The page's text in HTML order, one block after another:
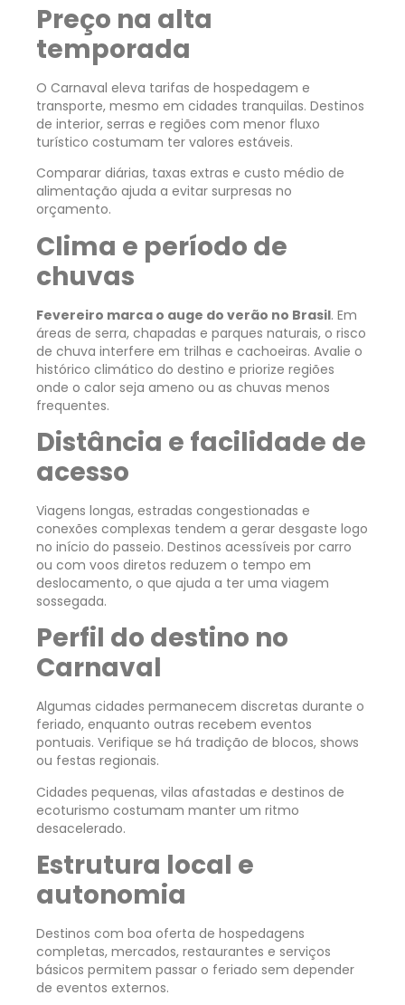
Preço na alta
temporada
O Carnaval eleva tarifas de hospedagem e
transporte, mesmo em cidades tranquilas. Destinos
de interior, serras e regiões com menor fluxo
turístico costumam ter valores estáveis.
Comparar diárias, taxas extras e custo médio de
alimentação ajuda a evitar surpresas no
orçamento.
Clima e período de
chuvas
Fevereiro marca o auge do verão no Brasil. Em
áreas de serra, chapadas e parques naturais, o risco
de chuva interfere em trilhas e cachoeiras. Avalie o
histórico climático do destino e priorize regiões
onde o calor seja ameno ou as chuvas menos
frequentes.
Distância e facilidade de
acesso
Viagens longas, estradas congestionadas e
conexões complexas tendem a gerar desgaste logo
no início do passeio. Destinos acessíveis por carro
ou com voos diretos reduzem o tempo em
deslocamento, o que ajuda a ter uma viagem
sossegada.
Perfil do destino no
Carnaval
Algumas cidades permanecem discretas durante o
feriado, enquanto outras recebem eventos
pontuais. Verifique se há tradição de blocos, shows
ou festas regionais.
Cidades pequenas, vilas afastadas e destinos de
ecoturismo costumam manter um ritmo
desacelerado.
Estrutura local e
autonomia
Destinos com boa oferta de hospedagens
completas, mercados, restaurantes e serviços
básicos permitem passar o feriado sem depender
de eventos externos.